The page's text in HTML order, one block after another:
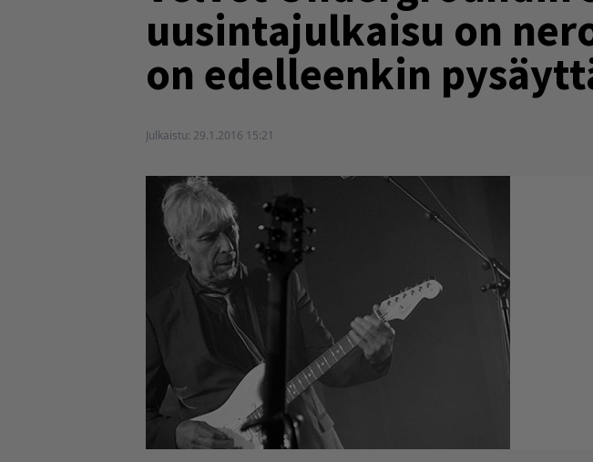
uusintajulkaisu on
on edelleenkin
Julkaistu: 29.1.2016 15:21